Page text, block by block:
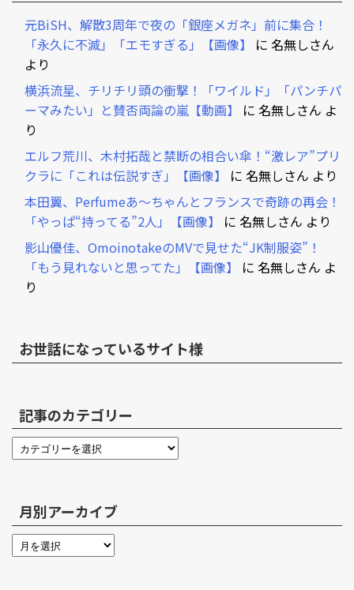
元BiSH、解散3周年で夜の「銀座メガネ」前に集合！
「永久に不滅」「エモすぎる」【画像】
に 名無しさん
より
横浜流星、チリチリ頭の衝撃！「ワイルド」「パンチパ
ーマみたい」と賛否両論の嵐【動画】
に 名無しさん よ
り
エルフ荒川、木村拓哉と禁断の相合い傘！“激レア”プリ
クラに「これは伝説すぎ」【画像】
に 名無しさん より
本田翼、Perfumeあ～ちゃんとフランスで奇跡の再会！
「やっぱ“持ってる”2人」【画像】
に 名無しさん より
影山優佳、OmoinotakeのMVで見せた“JK制服姿”！
「もう見れないと思ってた」【画像】
に 名無しさん よ
り
お世話になっているサイト様
記事のカテゴリー
月別アーカイブ